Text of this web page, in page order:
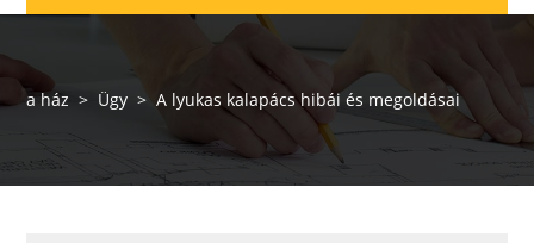
a ház > Ügy > A lyukas kalapács hibái és megoldásai